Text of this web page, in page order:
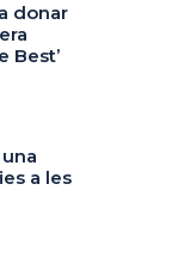
donar
Best’
a les